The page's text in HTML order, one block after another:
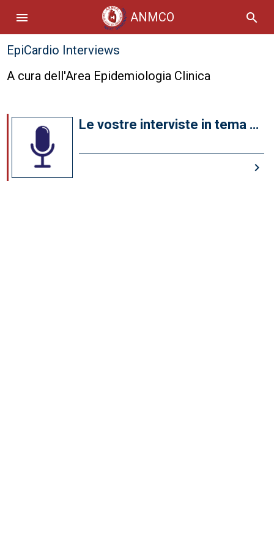
menu ANMCO search
EpiCardio Interviews
A cura dell'Area Epidemiologia Clinica
Le vostre interviste in tema di
supporto avanzato: “Behind
keyboard_arrow_right